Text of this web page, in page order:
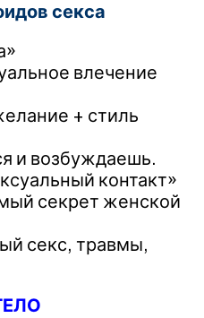
секса
влечение
+ стиль
и возбуждаешь.
контакт»
секрет женской
секс, травмы,